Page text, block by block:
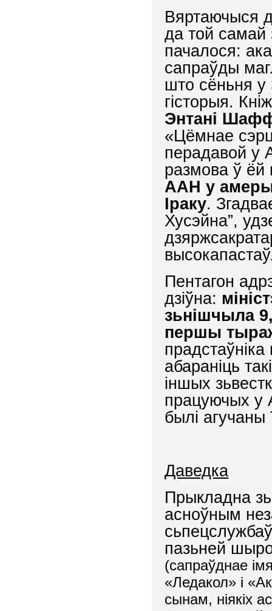
Вяртаючыся
да той самай
пачалося:
сапраўды
што сёньня
гісторыя.
Энтані
«Цёмнае
перадавой у
размова ў
ААН у
Іраку.
Хусэйна”,
Пентагон
дзіўна:
зьнішчыла
першы
абараніць
іншых
працуючых у
былі
Даведка
Прыкладна
асноўным
пазьней
(сапраўднае
«Ледакол» і
сынам, ніякіх